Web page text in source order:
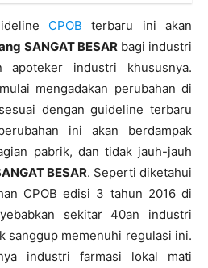
CPOB terbaru ini akan
SANGAT BESAR bagi industri
apoteker industri khususnya.
mengadakan perubahan di
dengan guideline terbaru
ini akan berdampak
pabrik, dan tidak jauh-jauh
BESAR. Seperti diketahui
CPOB edisi 3 tahun 2016 di
sekitar 40an industri
sanggup memenuhi regulasi ini.
industri farmasi lokal mati